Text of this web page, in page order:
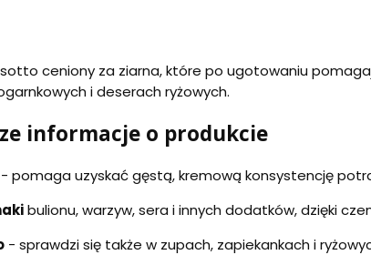
ceniony za ziarna, które po ugotowaniu
i deserach ryżowych.
informacje o produkcie
- pomaga uzyskać gęstą, kremową konsystencję
bulionu, warzyw, sera i innych dodatków, dzięki
- sprawdzi się także w zupach, zapiekankach i